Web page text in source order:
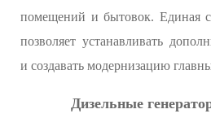
помещений и бытовок. Единая
позволяет устанавливать
и создавать модернизацию
Дизельные